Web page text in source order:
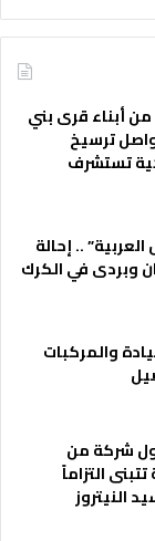
أبناء قرى بني
ترسيخ
تستشرف
.. إحالة
وبردى في الكرك
والمركبات
شركة من
التزاماً
النيتروز